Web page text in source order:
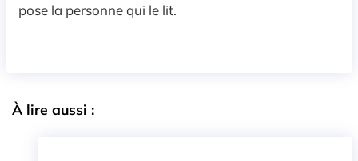
pose la personne qui le lit.
À lire aussi :